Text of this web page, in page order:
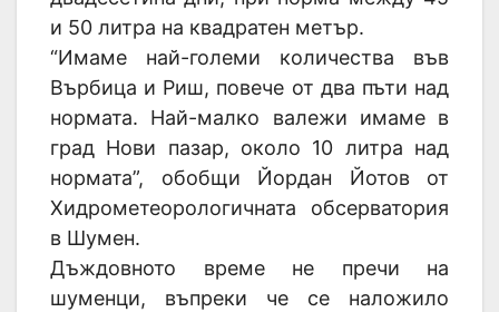
и 50 литра на квадратен метър.
“Имаме най-големи количества във
Върбица и Риш, повече от два пъти над
нормата. Най-малко валежи имаме в
град Нови пазар, около 10 литра над
нормата”, обобщи Йордан Йотов от
Хидрометеорологичната обсерватория
в Шумен.
Дъждовното време не пречи на
шуменци, въпреки че се наложило